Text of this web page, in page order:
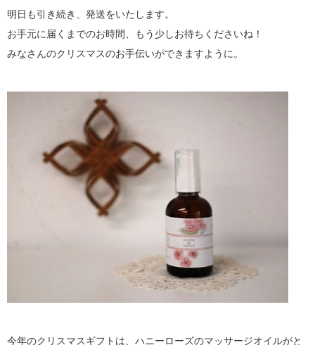
明日も引き続き、発送をいたします。
お手元に届くまでのお時間、もう少しお待ちくださいね！
みなさんのクリスマスのお手伝いができますように。
今年のクリスマスギフトは、ハニーローズのマッサージオイルがと